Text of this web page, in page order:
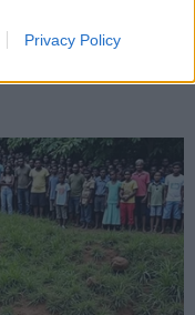
Privacy Policy